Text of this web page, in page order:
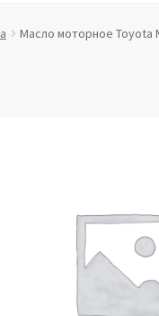
отношении обработки
Масло моторное Toyota